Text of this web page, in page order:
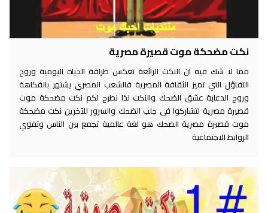
نكت مضحكة موت قصيرة مصرية
مما لا شك فيه ان النكت الرائعة تعكس طرافة الحياة اليومية وروح
التفاؤل التي تميز الثقافة المصرية فالشعب المصري يشتهر بالفكاهة
وروح الدعابة عشق الضحك والنكت لذا نطرح لكم نكت مضحكة موت
قصيرة مصرية لتشاركوا في جلب الضحك والسرور للآخرين نكت مضحكة
موت قصيرة مصرية الضحك هو لغة عالمية تجمع بين الناس وتقوي
الروابط الاجتماعية